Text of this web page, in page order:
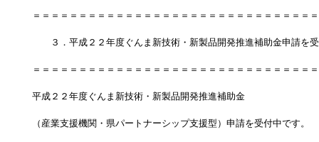
＝＝＝＝＝＝＝＝＝＝＝＝＝＝＝＝＝＝＝＝＝＝＝＝＝＝＝＝＝＝
３．平成２２年度ぐんま新技術・新製品開発推進補助金申請を
＝＝＝＝＝＝＝＝＝＝＝＝＝＝＝＝＝＝＝＝＝＝＝＝＝＝＝＝＝＝
平成２２年度ぐんま新技術・新製品開発推進補助金
（産業支援機関・県パートナーシップ支援型）申請を受付中です。